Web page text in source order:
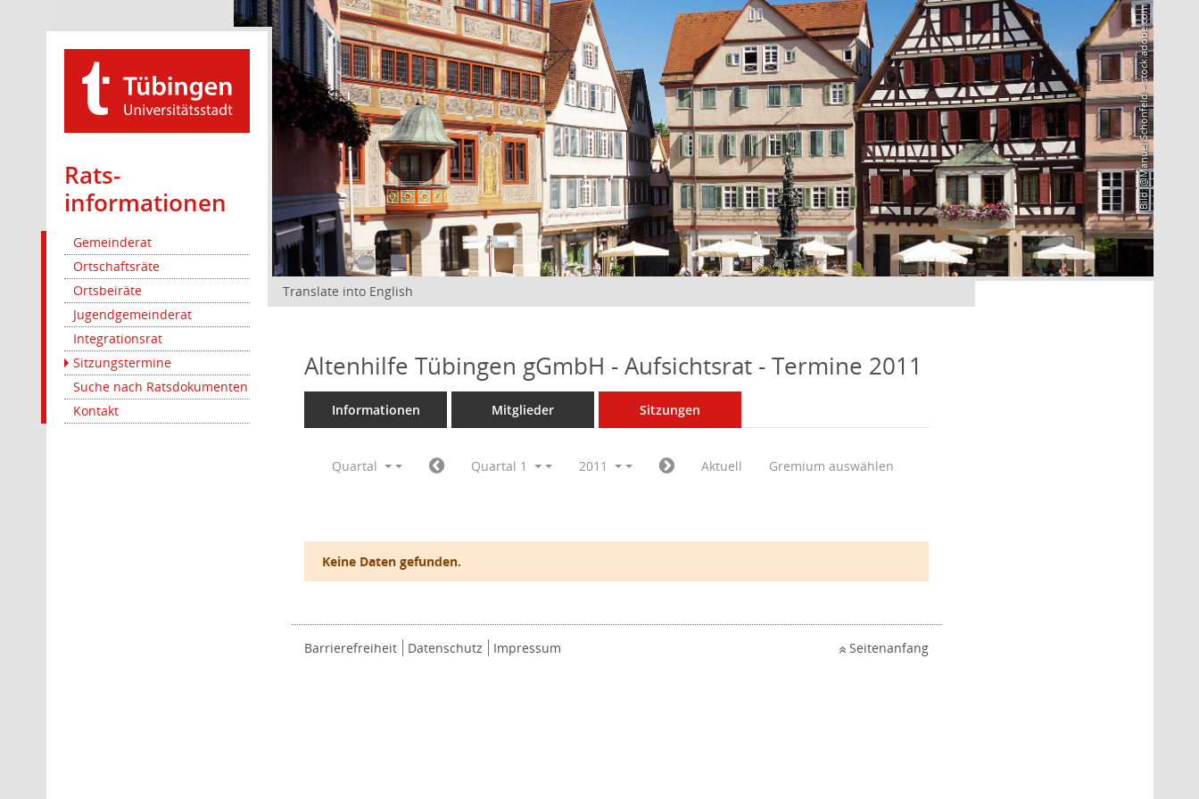
Rats­
informationen
Gemeinderat
Ortschaftsräte
Ortsbeiräte
Jugendgemeinderat
Integrationsrat
Sitzungstermine
Suche nach Ratsdokumenten
Kontakt
Bild: @Manuel Schönfeld – stock.adobe.com
Translate into English
Altenhilfe Tübingen gGmbH - Aufsichtsrat - Termine 2011
Informationen Mitglieder Sitzungen
Quartal Quartal 1 2011 Aktuell Gremium auswählen
Keine Daten gefunden.
Barrierefreiheit Datenschutz Impressum Seitenanfang